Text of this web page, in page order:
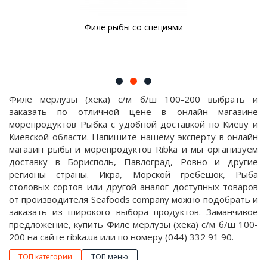
Филе рыбы со специями
Филе мерлузы (хека) с/м б/ш 100-200 выбрать и
заказать по отличной цене в онлайн магазине
морепродуктов Рыбка с удобной доставкой по Киеву и
Киевской области. Напишите нашему эксперту в онлайн
магазин рыбы и морепродуктов Ribka и мы организуем
доставку в Борисполь, Павлоград, Ровно и другие
регионы страны. Икра, Морской гребешок, Рыба
столовых сортов или другой аналог доступных товаров
от производителя Seafoods company можно подобрать и
заказать из широкого выбора продуктов. Заманчивое
предложение, купить Филе мерлузы (хека) с/м б/ш 100-
200 на сайте ribka.ua или по номеру (044) 332 91 90.
ТОП категории ТОП меню